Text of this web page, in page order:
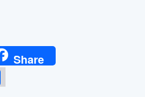
Share
Partager